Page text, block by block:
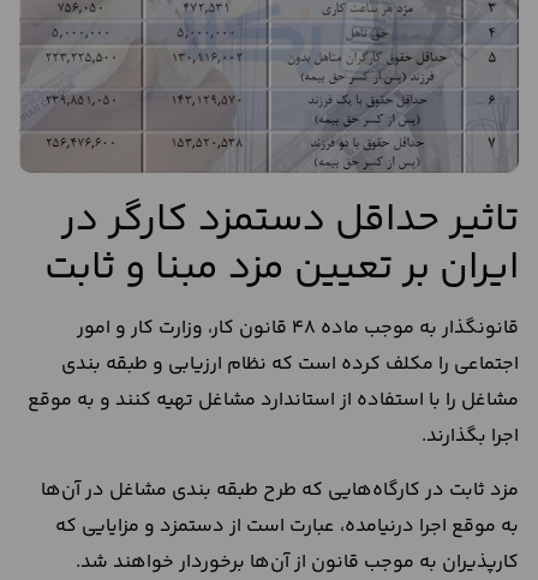
تاثیر حداقل دستمزد کارگر در
ایران بر تعیین مزد مبنا و ثابت
قانونگذار به موجب ماده 48 قانون کار، وزارت کار و امور
اجتماعی را مکلف کرده است که نظام ارزیابی و طبقه بندی
مشاغل را با استفاده از استاندارد مشاغل تهیه کنند و به موقع
اجرا بگذارند.
مزد ثابت در کارگاه‌هایی که طرح طبقه بندی مشاغل در آن‌ها
به موقع اجرا درنیامده، عبارت است از دستمزد و مزایایی که
کارپذیران به موجب قانون از آن‌ها برخوردار خواهند شد.